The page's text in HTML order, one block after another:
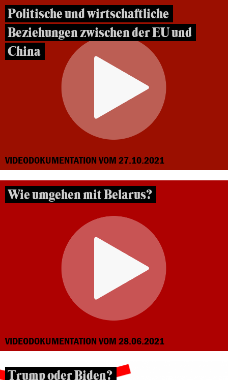
Politische und wirtschaftliche
Beziehungen zwischen der EU und
China
VIDEODOKUMENTATION VOM 27.10.2021
Wie umgehen mit Belarus?
VIDEODOKUMENTATION VOM 28.06.2021
Trump oder Biden?